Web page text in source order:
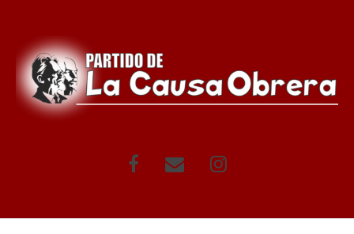
contenido
FacebookCorreo Instagram